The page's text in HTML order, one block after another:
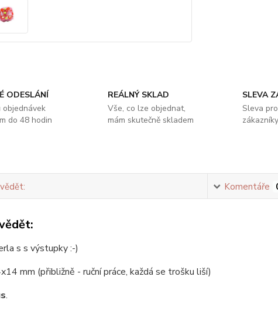
ODESLÁNÍ
objednávek
do 48 hodin
REÁLNÝ SKLAD
Vše, co lze objednat,
mám skutečně skladem
SLEVA
Sleva
Komentáře
s s výstupky :-)
mm (přibližně - ruční práce, každá se trošku liší)
.